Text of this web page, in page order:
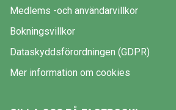
Medlems -och användarvillkor
Bokningsvillkor
Dataskyddsförordningen (GDPR)
Mer information om cookies